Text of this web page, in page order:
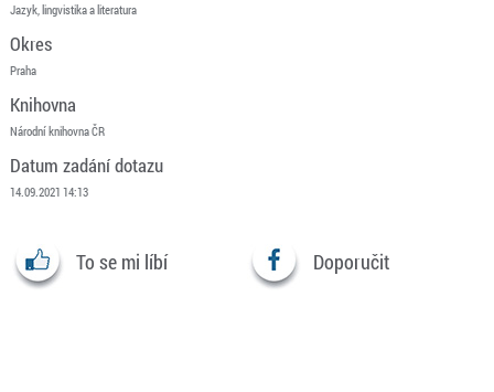
Jazyk, lingvistika a literatura
Okres
Praha
Knihovna
Národní knihovna ČR
Datum zadání dotazu
14.09.2021 14:13
To se mi líbí Doporučit